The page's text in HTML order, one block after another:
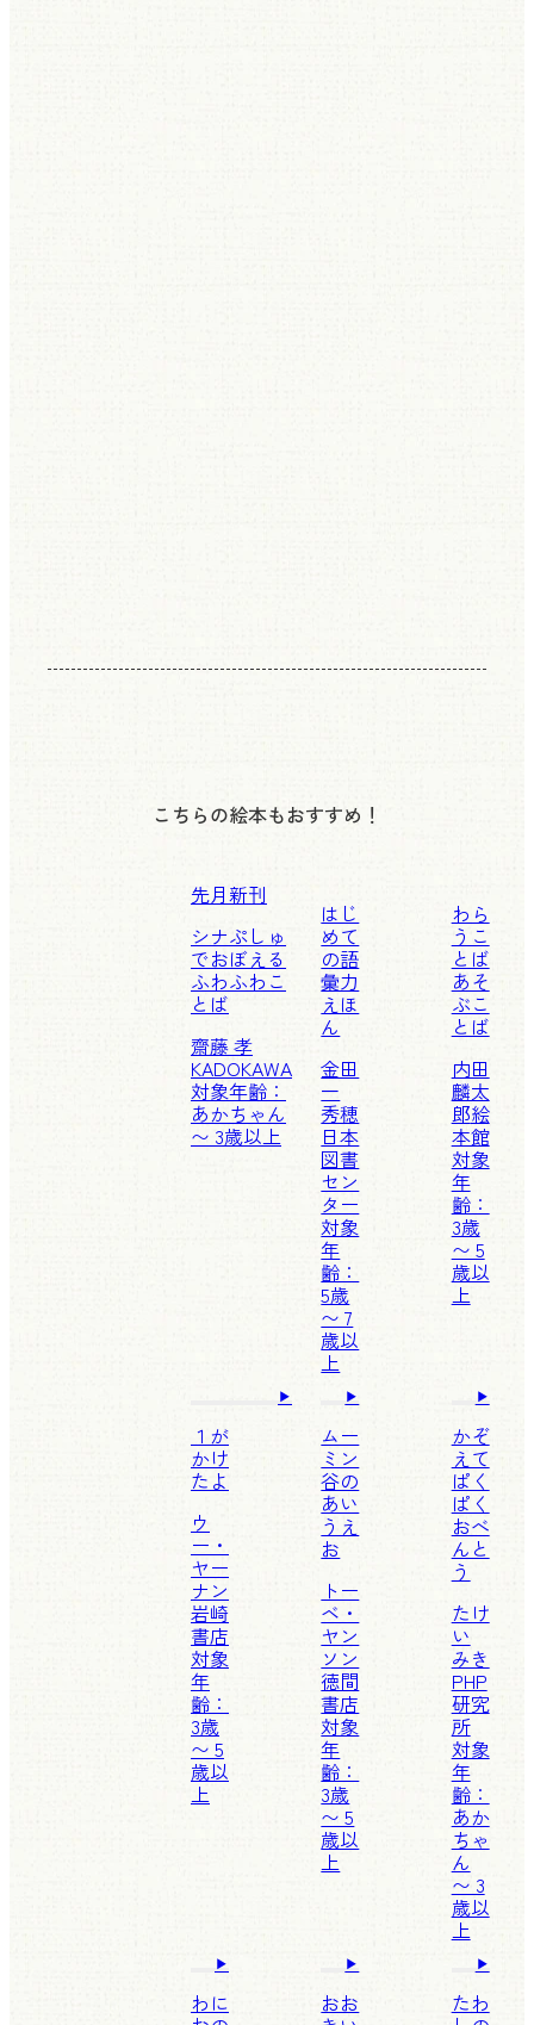
こちらの絵本もおすすめ！
先月新刊
シナぷしゅ
でおぼえる
ふわふわこ
とば
齋藤 孝
KADOKAWA
対象年齢：
あかちゃん
〜 3歳以上
はじ
めて
の語
彙力
えほ
ん
金田
一
秀穂
日本
図書
セン
ター
対象
年
齢：
5歳
〜 7
歳以
上
わら
うこ
とば
あそ
ぶこ
とば
内田
麟太
郎絵
本館
対象
年
齢：
3歳
〜 5
歳以
上
１が
かけ
たよ
ウ
ー・
ヤー
ナン
岩崎
書店
対象
年
齢：
3歳
〜 5
歳以
上
ムー
ミン
谷の
あい
うえ
お
トー
ベ・
ヤン
ソン
徳間
書店
対象
年
齢：
3歳
〜 5
歳以
上
かぞ
えて
ぱく
ぱく
おべ
んと
う
たけ
い
みき
PHP
研究
所
対象
年
齢：
あか
ちゃ
ん
〜 3
歳以
上
わに おお たわ